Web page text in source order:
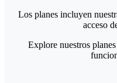
Los planes incluyen
acceso
Explore nuestros planes